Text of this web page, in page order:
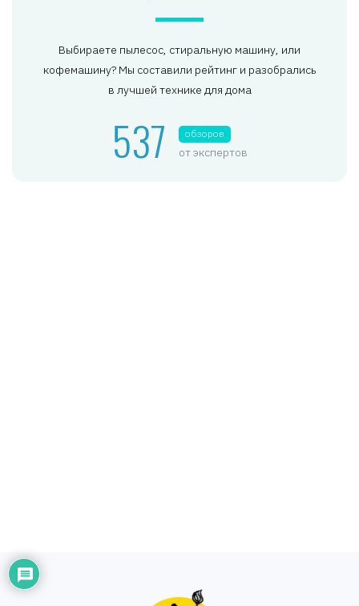
Выбираете пылесос, стиральную машину, или
кофемашину? Мы составили рейтинг и разобрались
в лучшей технике для дома
537 обзоров
от экспертов